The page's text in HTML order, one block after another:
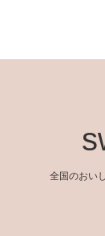
全国のおい